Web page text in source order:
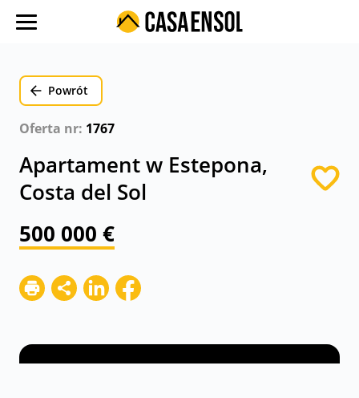
Oferty w regionach
Ulubione oferty
Koszty
Kontakt
Powrót
Oferta nr: 1767
Apartament w Estepona,
Costa del Sol
500 000 €